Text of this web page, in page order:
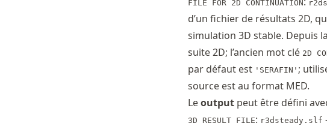
FILE FOR 2D CONTINUATION
d’un fichier de résultats 2D,
simulation 3D stable. Depuis
suite 2D; l’ancien mot clé 2D
par défaut est 'SERAFIN' ;
source est au format MED.
Leoutput peut être défini
3D RESULT FILE: r3dsteady.slf